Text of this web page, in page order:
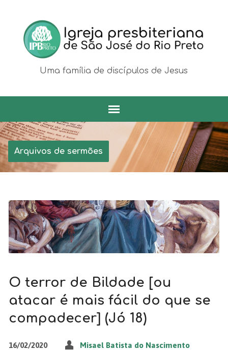
Uma família de discípulos de Jesus
Arquivos de sermões
O terror de Bildade [ou
atacar é mais fácil do que se
compadecer] (Jó 18)
16/02/2020 Misael Batista do Nascimento